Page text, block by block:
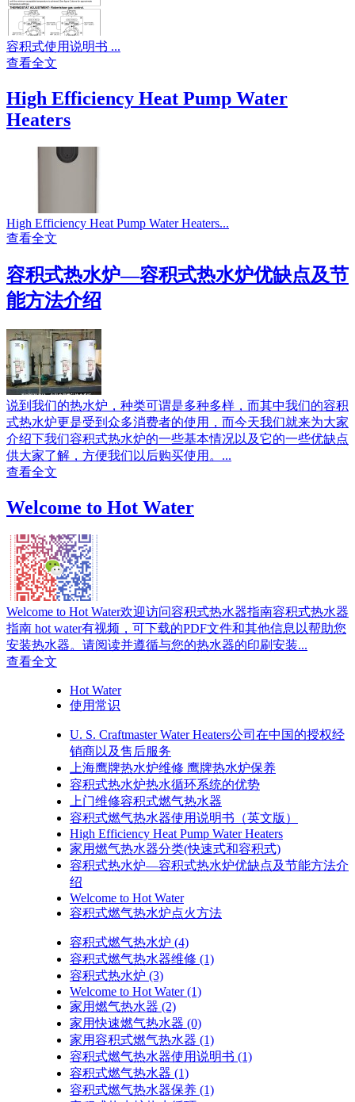
容积式使用说明书 ...
查看全文
High Efficiency Heat Pump Water
Heaters
High Efficiency Heat Pump Water Heaters...
查看全文
容积式热水炉—容积式热水炉优缺点及节
能方法介绍
说到我们的热水炉，种类可谓是多种多样，而其中我们的容积
式热水炉更是受到众多消费者的使用，而今天我们就来为大家
介绍下我们容积式热水炉的一些基本情况以及它的一些优缺点
供大家了解，方便我们以后购买使用。...
查看全文
Welcome to Hot Water
Welcome to Hot Water欢迎访问容积式热水器指南容积式热水器
指南 hot water有视频，可下载的PDF文件和其他信息以帮助您
安装热水器。请阅读并遵循与您的热水器的印刷安装...
查看全文
Hot Water
使用常识
U. S. Craftmaster Water Heaters公司在中国的授权经
销商以及售后服务
上海鹰牌热水炉维修 鹰牌热水炉保养
容积式热水炉热水循环系统的优势
上门维修容积式燃气热水器
容积式燃气热水器使用说明书（英文版）
High Efficiency Heat Pump Water Heaters
家用燃气热水器分类(快速式和容积式)
容积式热水炉—容积式热水炉优缺点及节能方法介
绍
Welcome to Hot Water
容积式燃气热水炉点火方法
容积式燃气热水炉 (4)
容积式燃气热水器维修 (1)
容积式热水炉 (3)
Welcome to Hot Water(1)
家用燃气热水器 (2)
家用快速燃气热水器 (0)
家用容积式燃气热水器 (1)
容积式燃气热水器使用说明书 (1)
容积式燃气热水器 (1)
容积式燃气热水器保养 (1)